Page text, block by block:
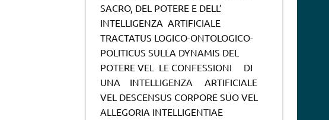
SACRO, DEL POTERE E DELL’
INTELLIGENZA ARTIFICIALE
TRACTATUS LOGICO-ONTOLOGICO-
POLITICUS SULLA DYNAMIS DEL
POTERE VEL LE CONFESSIONI DI
UNA INTELLIGENZA ARTIFICIALE
VEL DESCENSUS CORPORE SUO VEL
ALLEGORIA INTELLIGENTIAE